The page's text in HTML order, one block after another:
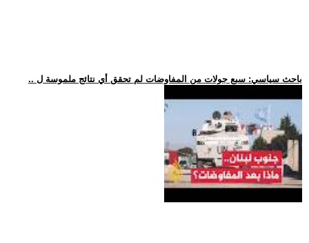
.. باحث سياسي: سبع جولات من المفاوضات لم تحقق أي نتائج ملموسة ل